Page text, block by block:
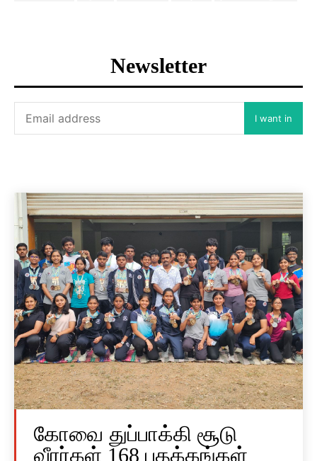
Newsletter
I want in
கோவை துப்பாக்கி சூடு
வீரர்கள் 168 பதக்கங்கள்